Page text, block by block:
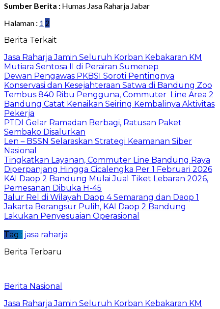
Sumber Berita : Humas Jasa Raharja Jabar
Halaman : 1 2
Berita Terkait
Jasa Raharja Jamin Seluruh Korban Kebakaran KM
Mutiara Sentosa II di Perairan Sumenep
Dewan Pengawas PKBSI Soroti Pentingnya
Konservasi dan Kesejahteraan Satwa di Bandung Zoo
Tembus 840 Ribu Pengguna, Commuter Line Area 2
Bandung Catat Kenaikan Seiring Kembalinya Aktivitas
Pekerja
PTDI Gelar Ramadan Berbagi, Ratusan Paket
Sembako Disalurkan
Len – BSSN Selaraskan Strategi Keamanan Siber
Nasional
Tingkatkan Layanan, Commuter Line Bandung Raya
Diperpanjang Hingga Cicalengka Per 1 Februari 2026
KAI Daop 2 Bandung Mulai Jual Tiket Lebaran 2026,
Pemesanan Dibuka H-45
Jalur Rel di Wilayah Daop 4 Semarang dan Daop 1
Jakarta Berangsur Pulih, KAI Daop 2 Bandung
Lakukan Penyesuaian Operasional
Tag : jasa raharja
Berita Terbaru
Berita Nasional
Jasa Raharja Jamin Seluruh Korban Kebakaran KM